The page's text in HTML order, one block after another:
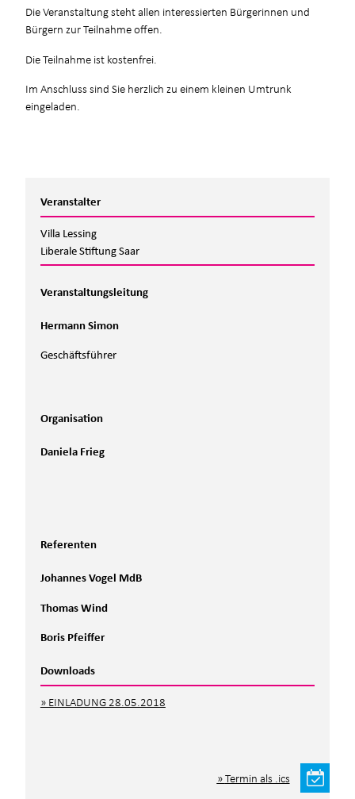
Die Veranstaltung steht allen interessierten Bürgerinnen und
Bürgern zur Teilnahme offen.
Die Teilnahme ist kostenfrei.
Im Anschluss sind Sie herzlich zu einem kleinen Umtrunk
eingeladen.
Veranstalter
Villa Lessing
Liberale Stiftung Saar
Veranstaltungsleitung
Hermann Simon
Geschäftsführer
Organisation
Daniela Frieg
Referenten
Johannes Vogel MdB
Thomas Wind
Boris Pfeiffer
Downloads
EINLADUNG 28.05.2018
Termin als .ics